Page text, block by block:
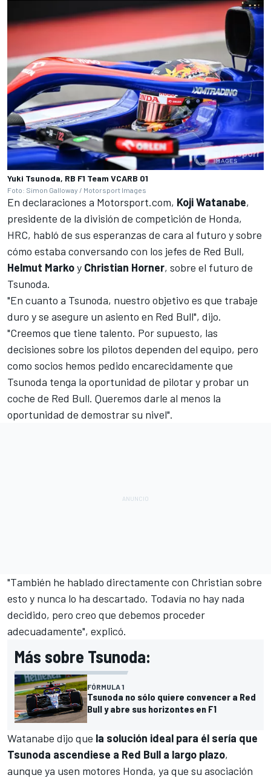
Yuki Tsunoda, RB F1 Team VCARB 01
Foto: Simon Galloway / Motorsport Images
En declaraciones a Motorsport.com, Koji Watanabe,
presidente de la división de competición de Honda,
HRC, habló de sus esperanzas de cara al futuro y sobre
cómo estaba conversando con los jefes de Red Bull,
Helmut Markoy Christian Horner, sobre el futuro de
Tsunoda.
"En cuanto a Tsunoda, nuestro objetivo es que trabaje
duro y se asegure un asiento en Red Bull", dijo.
"Creemos que tiene talento. Por supuesto, las
decisiones sobre los pilotos dependen del equipo, pero
como socios hemos pedido encarecidamente que
Tsunoda tenga la oportunidad de pilotar y probar un
coche de Red Bull. Queremos darle al menos la
oportunidad de demostrar su nivel".
"También he hablado directamente con Christian sobre
esto y nunca lo ha descartado. Todavía no hay nada
decidido, pero creo que debemos proceder
adecuadamente", explicó.
Más sobre Tsunoda:
FÓRMULA 1
Tsunoda no sólo quiere convencer a Red
Bull y abre sus horizontes en F1
Watanabe dijo que la solución ideal para él sería que
Tsunoda ascendiese a Red Bull a largo plazo,
aunque ya usen motores Honda, ya que su asociación